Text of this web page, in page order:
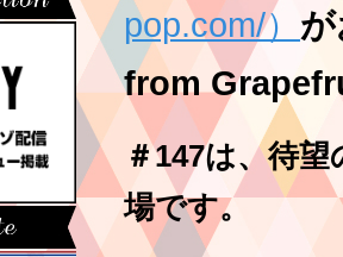
pop.com/）
from
＃147は、待
場です。